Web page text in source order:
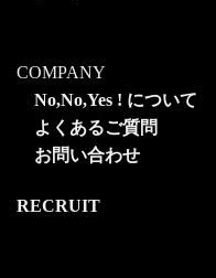
COMPANY
No,No,Yes ! について
よくあるご質問
お問い合わせ
RECRUIT